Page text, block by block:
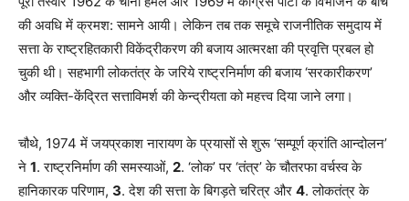
की अवधि में क्रमश: सामने आयी। लेकिन तब तक समूचे राजनीतिक समुदाय में
सत्ता के राष्ट्रहितकारी विकेंद्रीकरण की बजाय आत्मरक्षा की प्रवृत्ति प्रबल हो
चुकी थी। सहभागी लोकतंत्र के जरिये राष्ट्रनिर्माण की बजाय‘सरकारीकरण’
और व्यक्ति-केंद्रित सत्ताविमर्श की केन्द्रीयता को महत्त्व दिया जाने लगा।
चौथे, 1974 में जयप्रकाश नारायण के प्रयासों से शुरू ‘सम्पूर्ण क्रांति आन्दोलन’
ने 1. राष्ट्रनिर्माण की समस्याओं, 2. ‘लोक’पर ‘तंत्र’के चौतरफा वर्चस्व के
हानिकारक परिणाम, 3. देश की सत्ता के बिगड़ते चरित्र और 4. लोकतंत्र के